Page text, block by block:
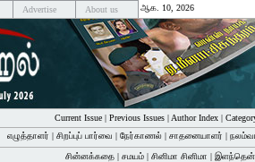
Advertise About us ஆக. 10, 2026
Current Issue| Previous Issues| Author Index|
எழுத்தாளர் | சிறப்புப் பார்வை | நேர்காணல் | சாதனையாளர் |
சின்னக்கதை | சமயம் | சினிமா சினிமா |